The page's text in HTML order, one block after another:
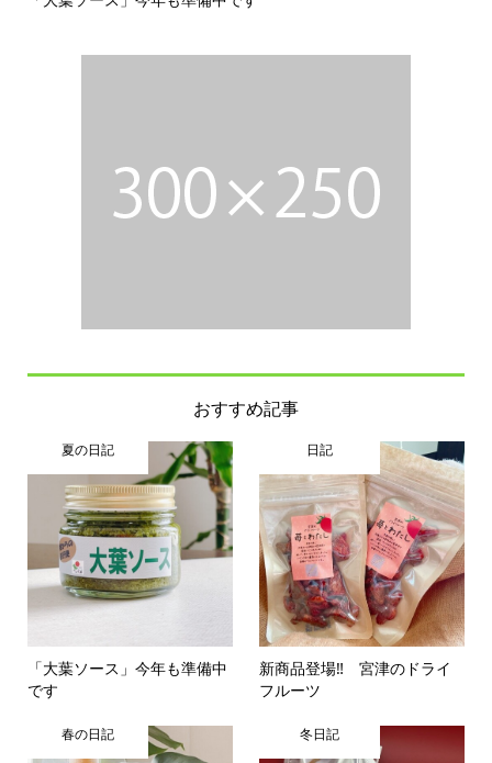
おすすめ記事
夏の日記
「大葉ソース」今年も準備中
です
日記
新商品登場‼ 宮津のドライ
フルーツ
春の日記 冬日記